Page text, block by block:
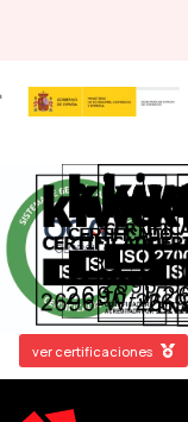
ver certificaciones